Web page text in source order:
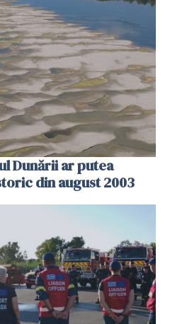
Dunării ar putea
din august 2003